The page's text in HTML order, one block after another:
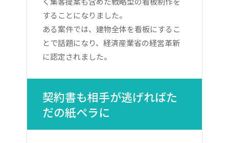
することになりました。
ある案件では、建物全体を看板にするこ
とで話題になり、経済産業省の経営革新
に認定されました。
契約書も相手が逃げればた
だの紙ペラに